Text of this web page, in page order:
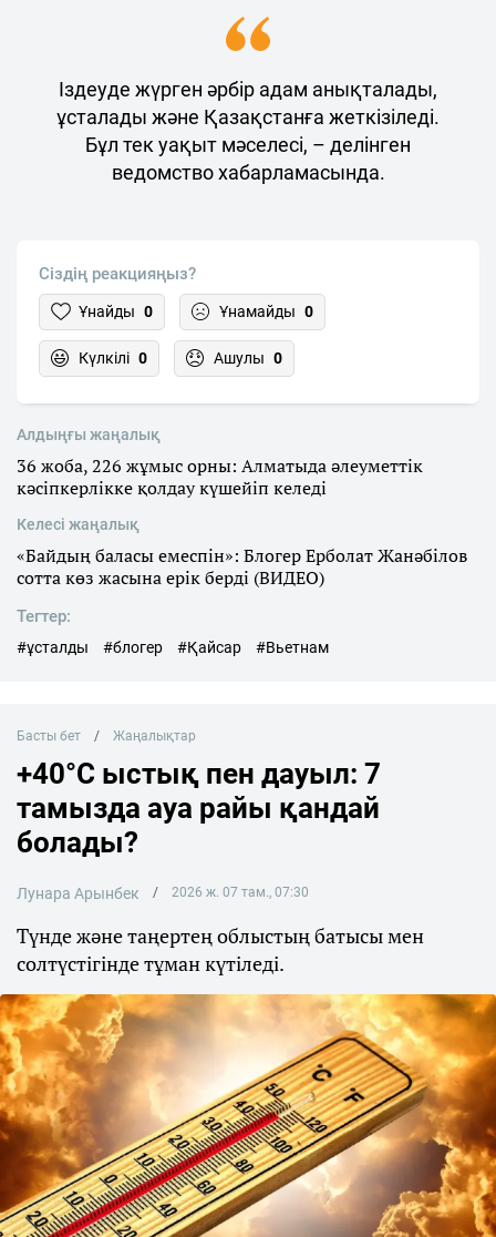
Іздеуде жүрген әрбір адам анықталады,
ұсталады және Қазақстанға жеткізіледі.
Бұл тек уақыт мәселесі, – делінген
ведомство хабарламасында.
Сіздің реакцияңыз?
Ұнайды 0 Ұнамайды 0
Күлкілі 0 Ашулы 0
Алдыңғы жаңалық
36 жоба, 226 жұмыс орны: Алматыда әлеуметтік
кәсіпкерлікке қолдау күшейіп келеді
Келесі жаңалық
«Байдың баласы емеспін»: Блогер Ерболат Жанәбілов
сотта көз жасына ерік берді (ВИДЕО)
Тегтер:
#ұсталды #блогер #Қайсар #Вьетнам
Басты бет Жаңалықтар
+40°C ыстық пен дауыл: 7
тамызда ауа райы қандай
болады?
Лунара Арынбек 2026 ж. 07 там., 07:30
Түнде және таңертең облыстың батысы мен
солтүстігінде тұман күтіледі.